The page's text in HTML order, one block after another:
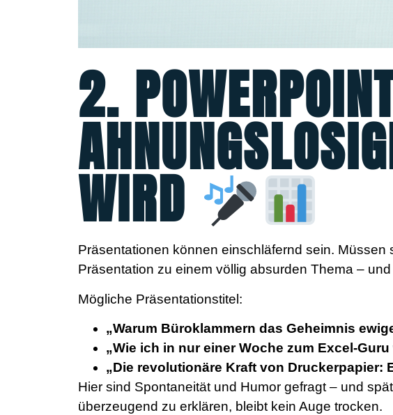
2.
WIRD
Präsentationen können einschläfernd sein. Müssen
Präsentation zu einem völlig absurden Thema –
Mögliche Präsentationstitel:
„Warum Büroklammern das Geheimnis
„Wie ich in nur einer Woche zum Excel-
„Die revolutionäre Kraft von Druckerpapier:
Hier sind Spontaneität und Humor gefragt – und
überzeugend zu erklären, bleibt kein Auge trocken.